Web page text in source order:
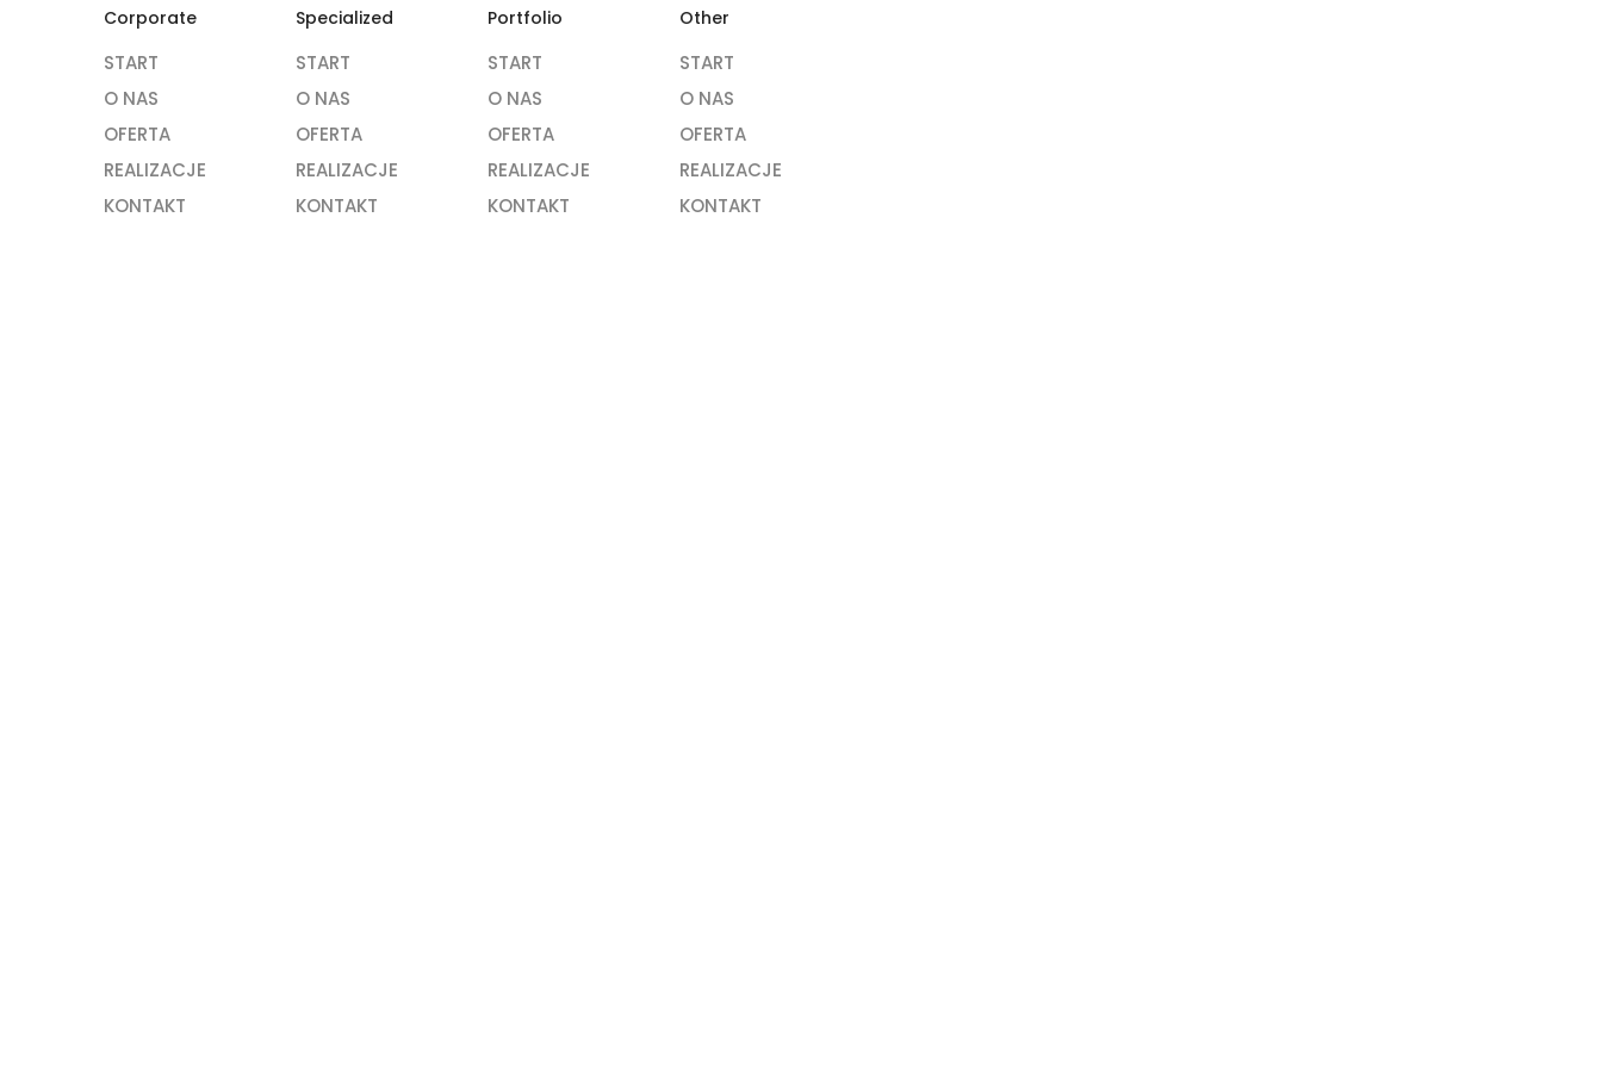
Corporate
START
O NAS
OFERTA
REALIZACJE
KONTAKT
Specialized
START
O NAS
OFERTA
REALIZACJE
KONTAKT
Portfolio
START
O NAS
OFERTA
REALIZACJE
KONTAKT
Other
START
O NAS
OFERTA
REALIZACJE
KONTAKT